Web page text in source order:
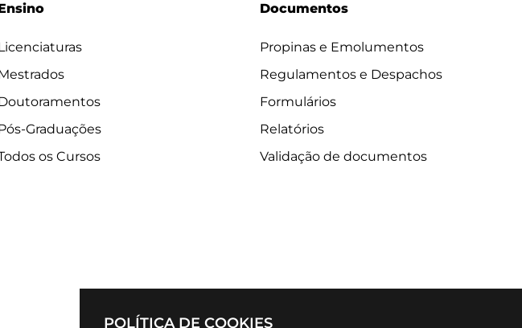
POLÍTICA DE COOKIES
Graduações
os Cursos
Documentos
Propinas e Emolumentos
Regulamentos e Despachos
Formulários
Relatórios
Validação de documentos